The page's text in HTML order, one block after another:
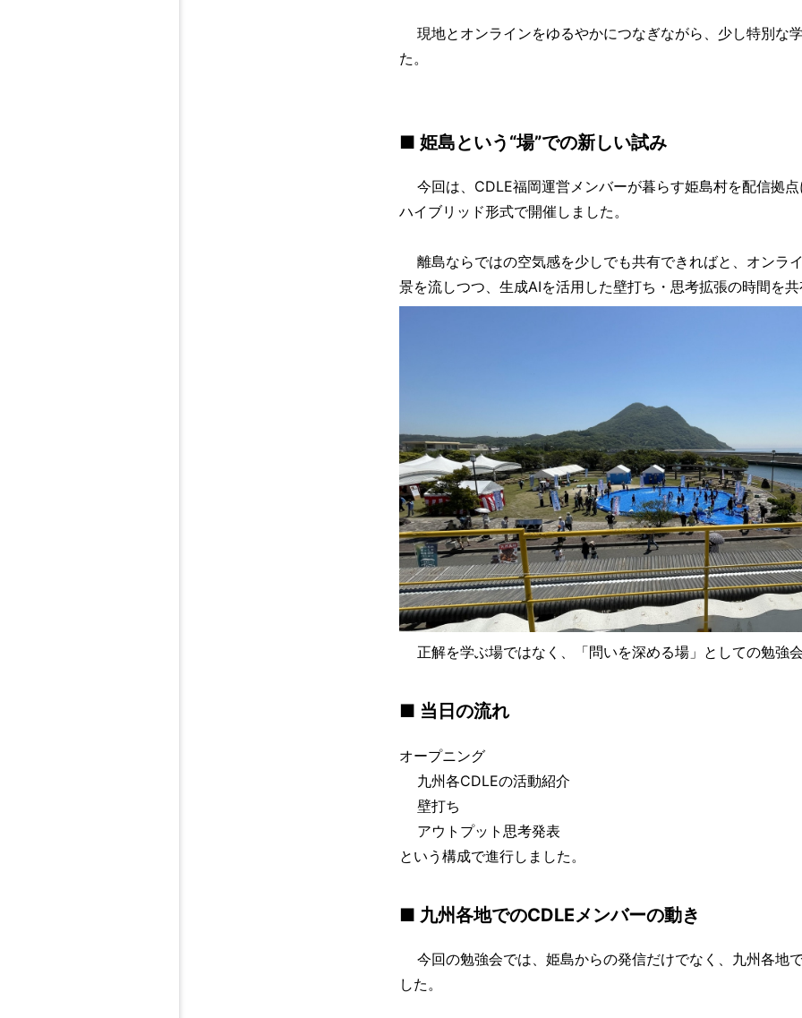
現地とオンラインをゆるやかにつなぎながら、少し特別な
た。
■ 姫島という“場”での新しい試み
今回は、CDLE福岡運営メンバーが暮らす姫島村を配信拠
ハイブリッド形式で開催しました。
離島ならではの空気感を少しでも共有できればと、オンラ
景を流しつつ、生成AIを活用した壁打ち・思考拡張の時間を
正解を学ぶ場ではなく、「問いを深める場」としての勉強
■ 当日の流れ
オープニング
九州各CDLEの活動紹介
壁打ち
アウトプット思考発表
という構成で進行しました。
■ 九州各地でのCDLEメンバーの動き
今回の勉強会では、姫島からの発信だけでなく、九州各地
した。